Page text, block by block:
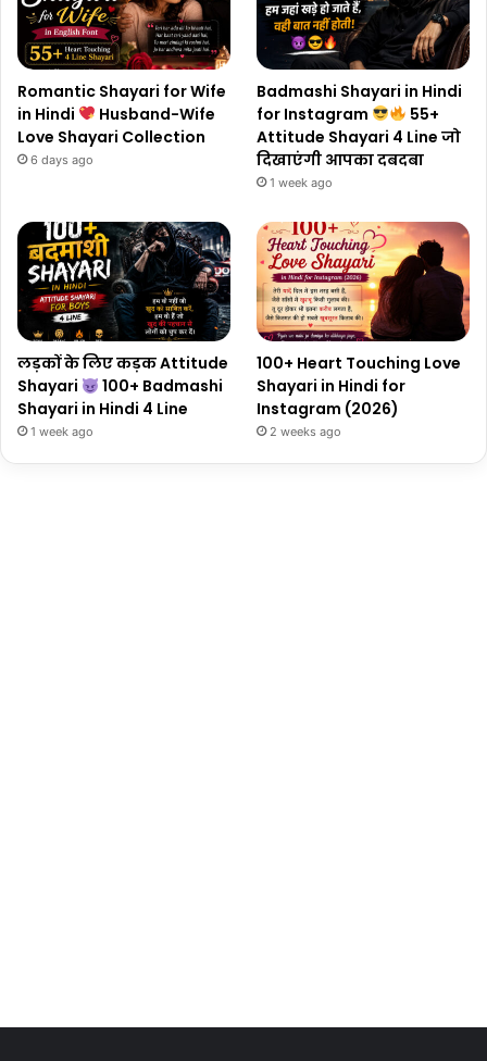
Romantic Shayari for Wife
in Hindi
Husband-Wife
Love Shayari Collection
6 days ago
Badmashi Shayari in Hindi
for Instagram
55+
Attitude Shayari 4 Line जो
दिखाएंगी आपका दबदबा
1 week ago
लड़कों के लिए कड़क Attitude
Shayari
100+ Badmashi
Shayari in Hindi 4 Line
1 week ago
100+ Heart Touching Love
Shayari in Hindi for
Instagram (2026)
2 weeks ago